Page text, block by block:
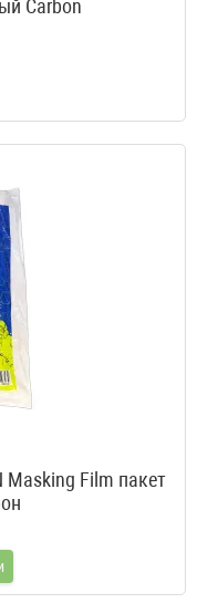
Carbon
Masking Film пакет